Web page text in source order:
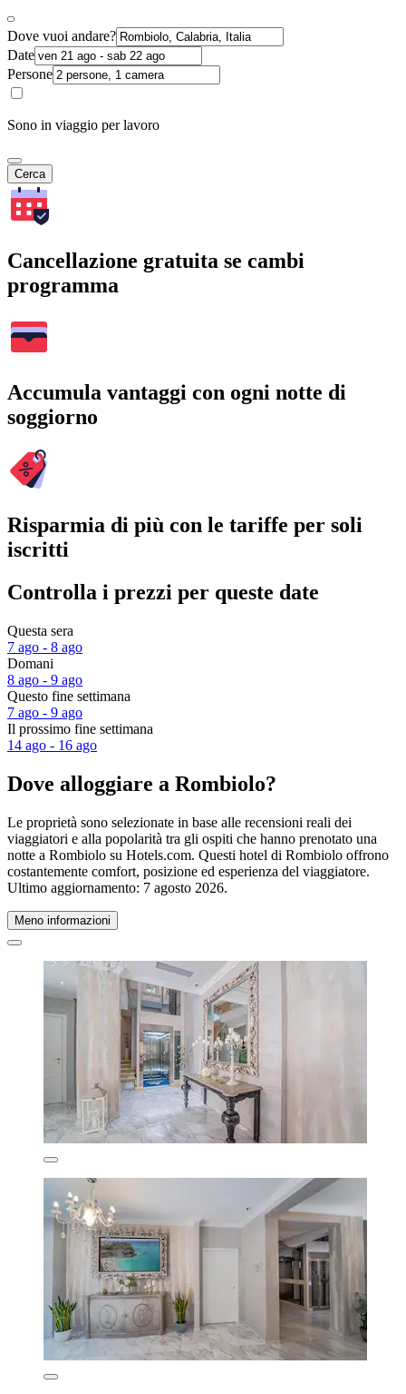
Dove vuoi andare?
Date
Persone
Sono in viaggio per lavoro
Cerca
Cancellazione gratuita se cambi
programma
Accumula vantaggi con ogni notte di
soggiorno
Risparmia di più con le tariffe per soli
iscritti
Controlla i prezzi per queste date
Questa sera
7 ago - 8 ago
Domani
8 ago - 9 ago
Questo fine settimana
7 ago - 9 ago
Il prossimo fine settimana
14 ago - 16 ago
Dove alloggiare a Rombiolo?
Le proprietà sono selezionate in base alle recensioni reali dei
viaggiatori e alla popolarità tra gli ospiti che hanno prenotato una
notte a Rombiolo su Hotels.com. Questi hotel di Rombiolo offrono
costantemente comfort, posizione ed esperienza del viaggiatore.
Ultimo aggiornamento: 7 agosto 2026.
Meno informazioni